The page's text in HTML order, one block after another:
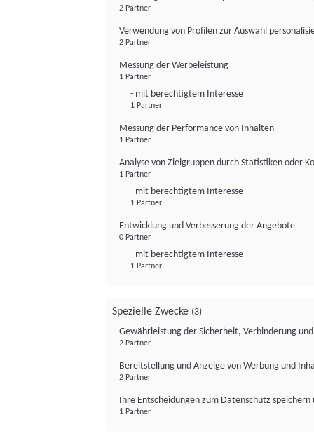
2 Partner
Verwendung von Profilen zur Auswahl
2 Partner
Messung der Werbeleistung
1 Partner
- mit berechtigtem Interesse
1 Partner
Messung der Performance von Inhalten
1 Partner
Analyse von Zielgruppen durch Statistiken oder
1 Partner
- mit berechtigtem Interesse
1 Partner
Entwicklung und Verbesserung der Angebote
0 Partner
- mit berechtigtem Interesse
1 Partner
Spezielle Zwecke (3)
Gewährleistung der Sicherheit, Verhinderung
2 Partner
Bereitstellung und Anzeige von Werbung und
2 Partner
Ihre Entscheidungen zum Datenschutz
1 Partner